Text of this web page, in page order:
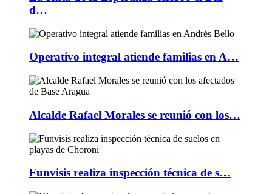
d…
Operativo integral atiende familias en A…
Alcalde Rafael Morales se reunió con los…
Funvisis realiza inspección técnica de s…